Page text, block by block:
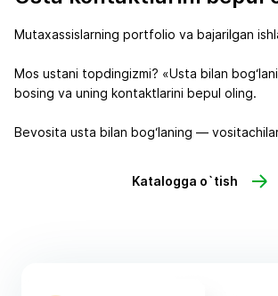
Mutaxassislarning portfolio va bajarilgan
Mos ustani topdingizmi? «Usta bilan
bosing va uning kontaktlarini bepul oling.
Bevosita usta bilan bog‘laning —
Katalogga o`tish